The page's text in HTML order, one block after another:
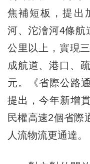
焦補短板，提出
河、沱澮河4條航
公里以上，實現
成航道、港口、
元。《省際公路
提出，今年新增
民權高速2個省際
人流物流更通達。